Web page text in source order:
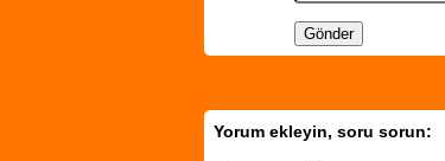
Yorum ekleyin, soru sorun: